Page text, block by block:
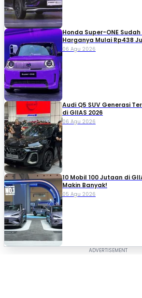
Honda Super-ONE
Harganya Mulai Rp438
06 Agu 2026
Audi Q5 SUV Generasi
di GIIAS 2026
06 Agu 2026
10 Mobil 100 Jutaan di
Makin Banyak!
05 Agu 2026